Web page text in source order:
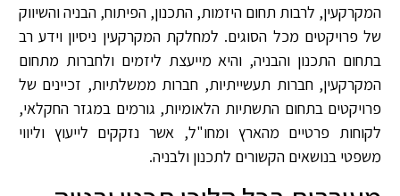
המקרקעין, לרבות תחום היזמות, התכנון, הפיתוח, הבניה והשיווק
של פרויקטים מכל הסוגים. למחלקת המקרקעין ניסיון וידע רב
בתחום התכנון והבניה, והיא מייעצת ליזמים ולחברות מתחום
המקרקעין, חברות תעשייתיות, חברות ממשלתיות, זכיינים של
פרויקטים בתחום התשתיות הלאומיות, גורמים במגזר החקלאי,
לקוחות פרטיים מהארץ ומחו"ל, אשר נזקקים לייעוץ וליווי
משפטי בנושאים הקשורים לתכנון ולבניה.